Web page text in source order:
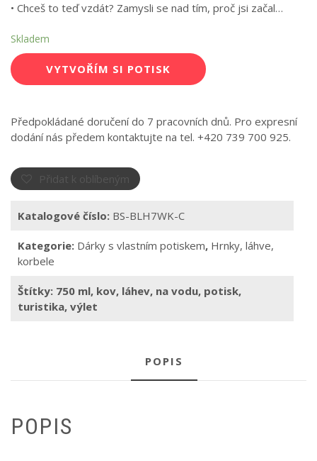
• Chceš to teď vzdát? Zamysli se nad tím, proč jsi začal…
Skladem
VYTVOŘÍM SI POTISK
Předpokládané doručení do 7 pracovních dnů. Pro expresní
dodání nás předem kontaktujte na tel. +420 739 700 925.
Přidat k oblíbeným
Katalogové číslo: BS-BLH7WK-C
Kategorie: Dárky s vlastním potiskem, Hrnky, láhve,
korbele
Štítky: 750 ml, kov, láhev, na vodu, potisk,
turistika, výlet
POPIS
POPIS